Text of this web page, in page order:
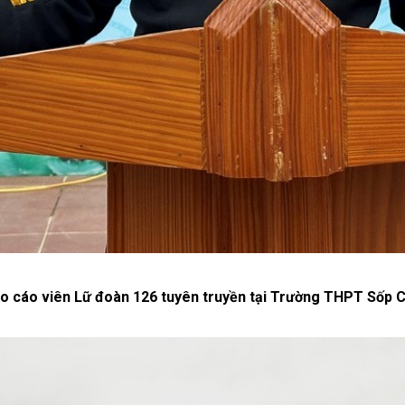
cáo viên Lữ đoàn 126 tuyên truyền tại Trường THPT Sốp